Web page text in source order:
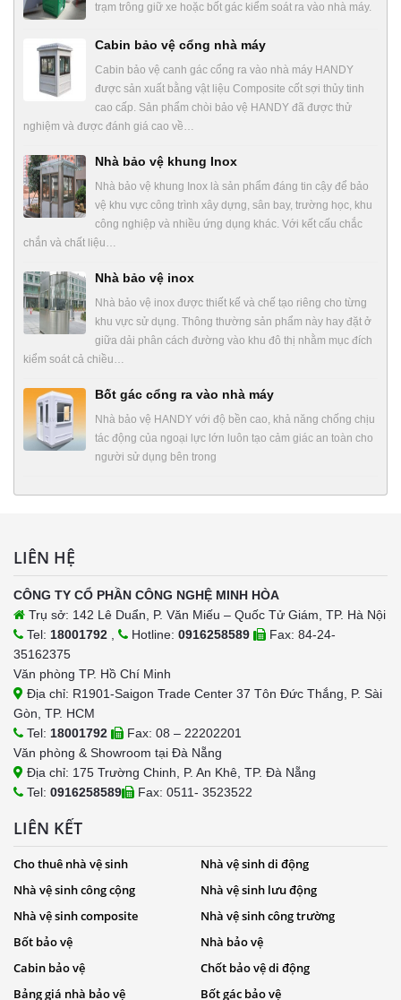
trạm trông giữ xe hoặc bốt gác kiểm soát ra vào nhà máy.
Cabin bảo vệ cổng nhà máy
Cabin bảo vệ canh gác cổng ra vào nhà máy HANDY
được sản xuất bằng vật liệu Composite cốt sợi thủy tinh
cao cấp. Sản phẩm chòi bảo vệ HANDY đã được thử
nghiệm và được đánh giá cao về…
Nhà bảo vệ khung Inox
Nhà bảo vệ khung Inox là sản phẩm đáng tin cậy để bảo
vệ khu vực công trình xây dựng, sân bay, trường học, khu
công nghiệp và nhiều ứng dụng khác. Với kết cấu chắc
chắn và chất liệu…
Nhà bảo vệ inox
Nhà bảo vệ inox được thiết kế và chế tạo riêng cho từng
khu vực sử dụng. Thông thường sản phẩm này hay đặt ở
giữa dải phân cách đường vào khu đô thị nhằm mục đích
kiểm soát cả chiều…
Bốt gác cổng ra vào nhà máy
Nhà bảo vệ HANDY với độ bền cao, khả năng chống chịu
tác động của ngoại lực lớn luôn tạo cảm giác an toàn cho
người sử dụng bên trong
LIÊN HỆ
CÔNG TY CỔ PHẦN CÔNG NGHỆ MINH HÒA
Trụ sở: 142 Lê Duẩn, P. Văn Miếu – Quốc Tử Giám, TP. Hà Nội
Tel: 18001792 Hotline: 0916258589
Fax: 84-24-
35162375
Văn phòng TP. Hồ Chí Minh
Địa chỉ: R1901-Saigon Trade Center 37 Tôn Đức Thắng, P. Sài
Gòn, TP. HCM
Tel: 18001792
Fax: 08 – 22202201
Văn phòng & Showroom tại Đà Nẵng
Địa chỉ: 175 Trường Chinh, P. An Khê, TP. Đà Nẵng
Tel: 0916258589 Fax: 0511- 3523522
LIÊN KẾT
Cho thuê nhà vệ sinh
Nhà vệ sinh di động
Nhà vệ sinh công cộng
Nhà vệ sinh lưu động
Nhà vệ sinh composite
Nhà vệ sinh công trường
Bốt bảo vệ
Nhà bảo vệ
Cabin bảo vệ
Chốt bảo vệ di động
Bảng giá nhà bảo vệ
Bốt gác bảo vệ